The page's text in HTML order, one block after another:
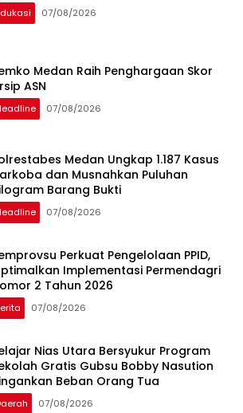
07/08/2026
Medan Raih Penghargaan Skor
ASN
07/08/2026
Medan Ungkap 1.187 Kasus
dan Musnahkan Puluhan
Barang Bukti
07/08/2026
Perkuat Pengelolaan PPID,
Implementasi Permendagri
2 Tahun 2026
07/08/2026
Nias Utara Bersyukur Program
Gratis Gubsu Bobby Nasution
Beban Orang Tua
07/08/2026